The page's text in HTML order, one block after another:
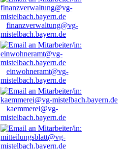
finanzverwaltung@vg-
mistelbach.bayern.de
einwohneramt@vg-
mistelbach.bayern.de
kaemmerei@vg-
mistelbach.bayern.de